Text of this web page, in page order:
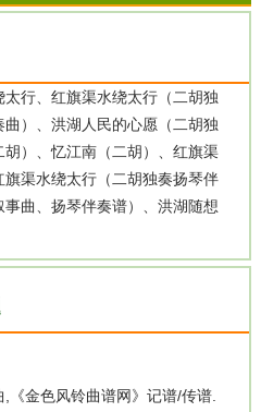
行、红旗渠水绕太行（二胡独
）、洪湖人民的心愿（二胡独
）、忆江南（二胡）、红旗渠
渠水绕太行（二胡独奏扬琴伴
曲、扬琴伴奏谱）、洪湖随想
《金色风铃曲谱网》记谱/传谱.